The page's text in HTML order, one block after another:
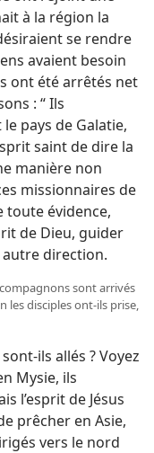
à la région la
se rendre
avaient besoin
ont été arrêtés net
: “ Ils
pays de Galatie,
saint de dire la
manière non
missionnaires de
toute évidence,
de Dieu, guider
autre direction.
compagnons sont arrivés
les disciples ont-​ils prise,
​ils allés ? Voyez
Mysie, ils
l’esprit de Jésus
prêcher en Asie,
vers le nord